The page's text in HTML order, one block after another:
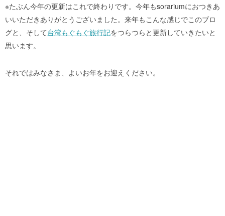
※たぶん今年の更新はこれで終わりです。今年もsorariumにおつきあ
いいただきありがとうございました。来年もこんな感じでこのブロ
グと、そして台湾もぐもぐ旅行記をつらつらと更新していきたいと
思います。
それではみなさま、よいお年をお迎えください。